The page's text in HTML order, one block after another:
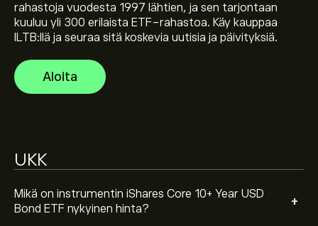
rahastoja vuodesta 1997 lähtien, ja sen tarjontaan
kuuluu yli 300 erilaista ETF-rahastoa. Käy kauppaa
ILTB:llä ja seuraa sitä koskevia uutisia ja päivityksiä.
Aloita
UKK
Mikä on instrumentin iShares Core 10+ Year USD
Bond ETF nykyinen hinta?
+
Valitse "1D" tai "1W" aikaväli eToro-kaaviosta ja loitonna
Bond ETF aiemmat hintaliikkeet. Instrumentin iShares
Core 10+ Year USD Bond ETF hinta on vaihdellut välillä
-1.67‎$‎ viimeisen vuoden aikana.
Ostaaksesi instrumenttia ILTB käy sivulla iShares Core
haluat ostaa. Voit myös toteuttaa toimeksiannon, joka
ostaa instrumentin ILTB tiettyyn hintaan
tulevaisuudessa.